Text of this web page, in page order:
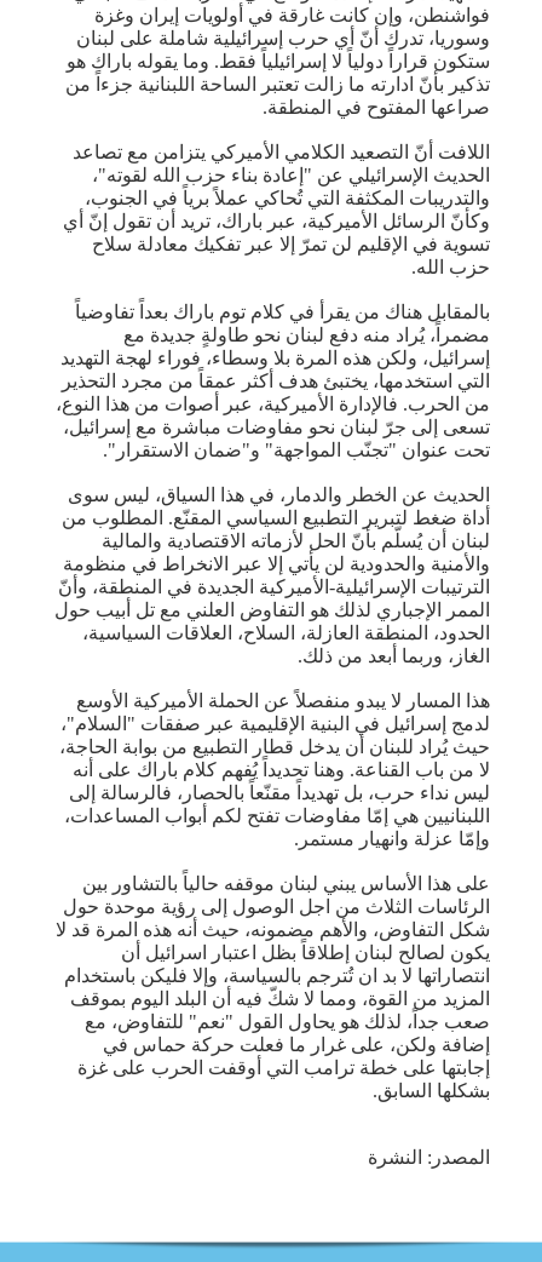
فواشنطن، وإن كانت غارقة في أولويات إيران وغزة
وسوريا، تدرك أنّ أي حرب ​إسرائيل​ية شاملة على لبنان
ستكون قراراً دولياً لا إسرائيلياً فقط. وما يقوله باراك هو
تذكير بأنّ ادارته ما زالت تعتبر الساحة اللبنانية جزءاً من
صراعها المفتوح في المنطقة.
اللافت أنّ التصعيد الكلامي الأميركي يتزامن مع تصاعد
الحديث الإسرائيلي عن "إعادة بناء حزب الله لقوته"،
والتدريبات المكثفة التي تُحاكي عملاً برياً في الجنوب،
وكأنّ الرسائل الأميركية، عبر باراك، تريد أن تقول إنّ أي
تسوية في الإقليم لن تمرّ إلا عبر تفكيك معادلة سلاح
حزب الله.
بالمقابل هناك من يقرأ في كلام توم باراك بعداً تفاوضياً
مضمراً، يُراد منه دفع لبنان نحو طاولةٍ جديدة مع
إسرائيل، ولكن هذه المرة بلا وسطاء، فوراء لهجة التهديد
التي استخدمها، يختبئ هدف أكثر عمقاً من مجرد التحذير
من الحرب. فالإدارة الأميركية، عبر أصوات من هذا النوع،
تسعى إلى جرّ لبنان نحو مفاوضات مباشرة مع إسرائيل،
تحت عنوان "تجنّب المواجهة" و"ضمان الاستقرار".
الحديث عن الخطر والدمار، في هذا السياق، ليس سوى
أداة ضغط لتبرير ​التطبيع​ السياسي المقنّع. المطلوب من
لبنان أن يُسلّم بأنّ الحل لأزماته الاقتصادية والمالية
والأمنية والحدودية لن يأتي إلا عبر الانخراط في منظومة
الترتيبات الإسرائيلية-الأميركية الجديدة في المنطقة، وأنّ
الممر الإجباري لذلك هو التفاوض العلني مع تل أبيب حول
الحدود، المنطقة العازلة، السلاح، العلاقات السياسية،
الغاز، وربما أبعد من ذلك.
هذا المسار لا يبدو منفصلاً عن الحملة الأميركية الأوسع
لدمج إسرائيل في البنية الإقليمية عبر صفقات "السلام"،
حيث يُراد للبنان أن يدخل قطار التطبيع من بوابة الحاجة،
لا من باب القناعة. وهنا تحديداً يُفهم كلام باراك على أنه
ليس نداء حرب، بل تهديداً مقنّعاً بالحصار، فالرسالة إلى
اللبنانيين هي إمّا مفاوضات تفتح لكم أبواب المساعدات،
وإمّا عزلة وانهيار مستمر.
على هذا الأساس يبني لبنان موقفه حالياً بالتشاور بين
الرئاسات الثلاث من اجل الوصول إلى رؤية موحدة حول
شكل التفاوض، والأهم مضمونه، حيث أنه هذه المرة قد لا
يكون لصالح لبنان إطلاقاً بظل اعتبار اسرائيل أن
انتصاراتها لا بد ان تُترجم بالسياسة، وإلا فليكن باستخدام
المزيد من القوة، ومما لا شكّ فيه أن البلد اليوم بموقف
صعب جداً، لذلك هو يحاول القول "نعم" للتفاوض، مع
إضافة ولكن، على غرار ما فعلت حركة حماس في
إجابتها على خطة ترامب التي أوقفت الحرب على غزة
بشكلها السابق.
المصدر: النشرة